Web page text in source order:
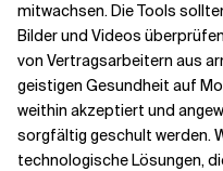
mitwachsen. Die Tools
Bilder und Videos
von Vertragsarbeitern aus
geistigen Gesundheit auf
weithin akzeptiert und
sorgfältig geschult werden.
technologische Lösungen,